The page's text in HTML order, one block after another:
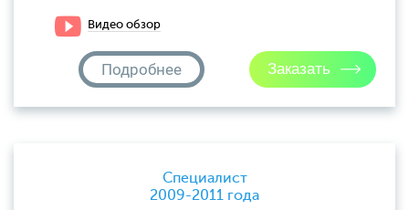
Видео обзор
Подробнее
Специалист
2009-2011 года